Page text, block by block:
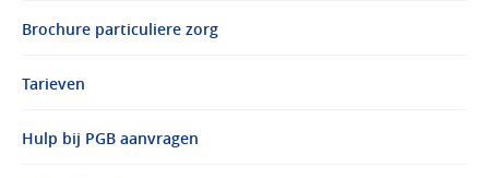
Brochure particuliere zorg
Tarieven
Hulp bij PGB aanvragen